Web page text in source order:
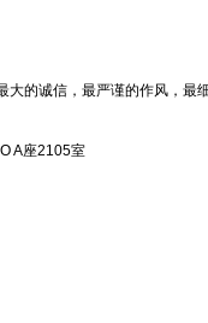
的诚信，最严谨的作风，
A座2105室